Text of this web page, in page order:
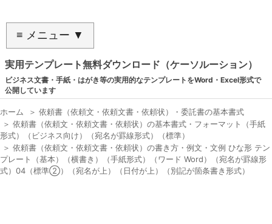
≡ メニュー ▼
実用テンプレート無料ダウンロード（ケーソルーション）
ビジネス文書・手紙・はがき等の実用的なテンプレートをWord・Excel形式で
公開しています
ホーム ＞ 依頼書（依頼文・依頼文書・依頼状）・委託書の基本書式
＞ 依頼書（依頼文・依頼文書・依頼状）の基本書式・フォーマット（手紙
形式）（ビジネス向け）（宛名が罫線形式）（標準）
＞ 依頼書（依頼文・依頼文書・依頼状）の書き方・例文・文例 ひな形 テン
プレート（基本）（横書き）（手紙形式）（ワード Word）（宛名が罫線形
式）04（標準②）（宛名が上）（日付が上）（別記が箇条書き形式）